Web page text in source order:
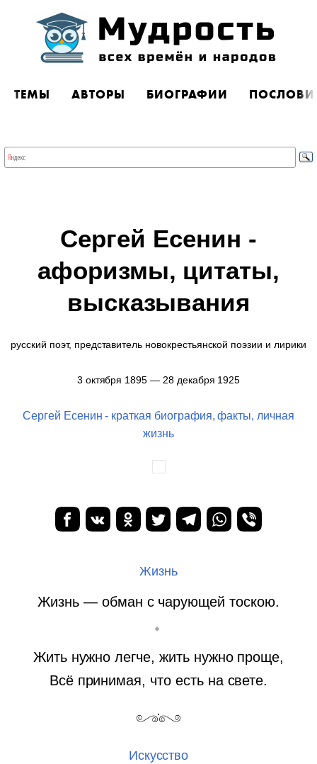
ТЕМЫ АВТОРЫ БИОГРАФИИ
Сергей Есенин -
афоризмы, цитаты,
высказывания
русский поэт, представитель новокрестьянской поэзии и лирики
3 октября 1895 — 28 декабря 1925
Сергей Есенин - краткая биография, факты, личная
жизнь
Жизнь
Жизнь — обман с чарующей тоскою.
Жить нужно легче, жить нужно проще,
Всё принимая, что есть на свете.
Искусство